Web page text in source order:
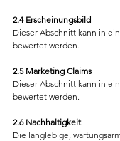
2.4 Erscheinungsbild
Dieser Abschnitt kann in
bewertet werden.
2.5 Marketing Claims
Dieser Abschnitt kann in
bewertet werden.
2.6 Nachhaltigkeit
Die langlebige,